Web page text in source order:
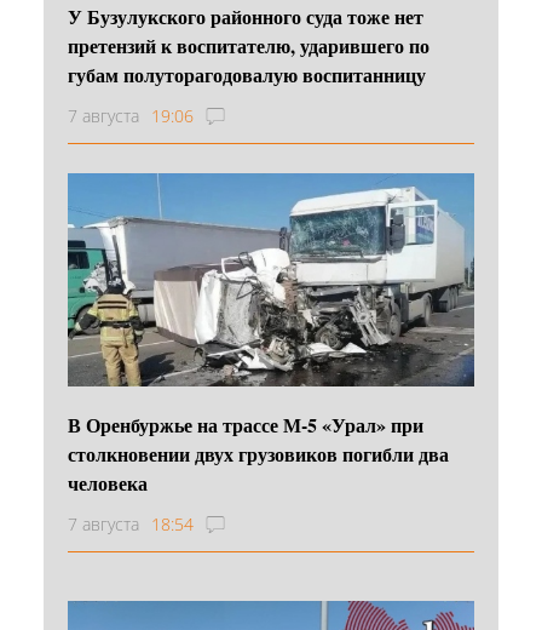
У Бузулукского районного суда тоже нет
претензий к воспитателю, ударившего по
губам полуторагодовалую воспитанницу
7 августа 19:06
В Оренбуржье на трассе М-5 «Урал» при
столкновении двух грузовиков погибли два
человека
7 августа 18:54